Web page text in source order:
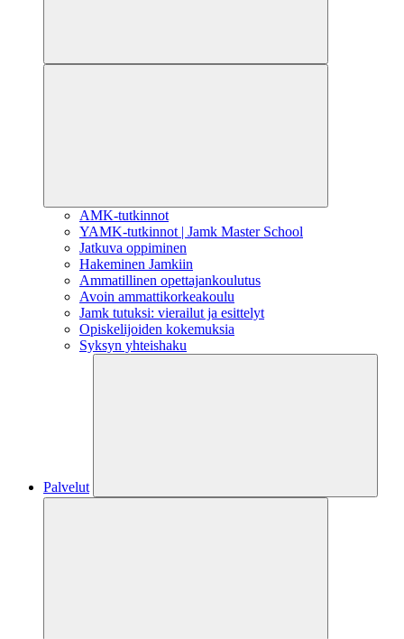
AMK-tutkinnot
YAMK-tutkinnot | Jamk Master School
Jatkuva oppiminen
Hakeminen Jamkiin
Ammatillinen opettajankoulutus
Avoin ammattikorkeakoulu
Jamk tutuksi: vierailut ja esittelyt
Opiskelijoiden kokemuksia
Syksyn yhteishaku
Palvelut